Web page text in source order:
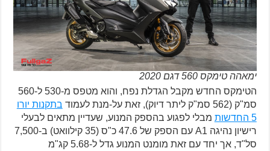
ימאהה טימקס 560 דגם 2020
הטימקס החדש מקבל הגדלת נפח, והוא מטפס מ-530 ל-560
סמ"ק (562 סמ"ק ליתר דיוק), זאת על-מנת לעמוד
בתקנות יורו
5 החדשות
מבלי לפגוע בהספק המנוע, שעדיין מתאים לבעלי
רישיון נהיגה A1 עם הספק של 47.6 כ"ס (35 קילוואט) ב-7,500
סל"ד, אך יחד עם זאת מומנט המנוע גדל ל-5.68 קג"מ